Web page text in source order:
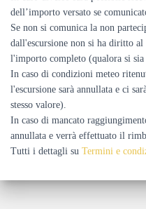
dell’importo versato se
Se non si comunica la non
dall'escursione non si ha diritto al
l'importo completo (qualora si sia
In caso di condizioni meteo
l'escursione sarà annullata e ci
stesso valore).
In caso di mancato
annullata e verrà effettuato il
Tutti i dettagli su Termini e